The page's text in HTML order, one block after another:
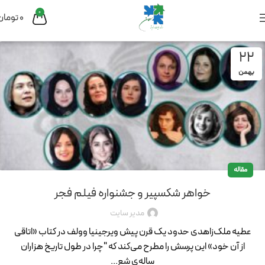
0
0
22
بهمن
مقاله
خواهر شکسپیر و جشنواره فیلم فجر
مدیر سایت
عطیه ملک‌زاهدی حدود یک قرن پیش ویرجینیا وولف در کتاب «اتاقی
از آن خود» این پرسش را مطرح می‌کند که "چرا در طول تاریخ هزاران
ساله‌ی شع...